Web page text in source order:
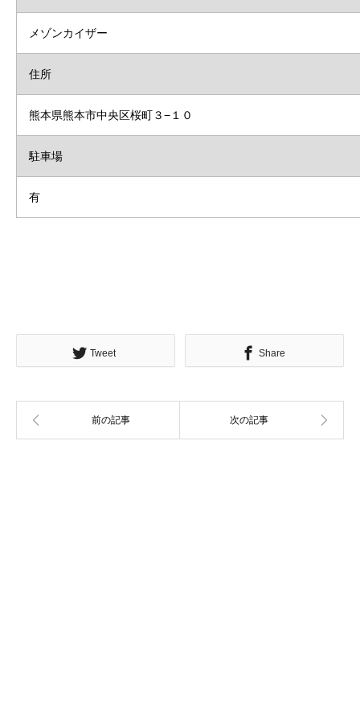
メゾンカイザー
住所
熊本県熊本市中央区桜町３−１０
駐車場
有
Tweet Share